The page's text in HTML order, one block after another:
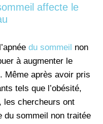
affecte le
du sommeil non
à augmenter le
Même après avoir pris
tels que l’obésité,
les chercheurs ont
du sommeil non traitée